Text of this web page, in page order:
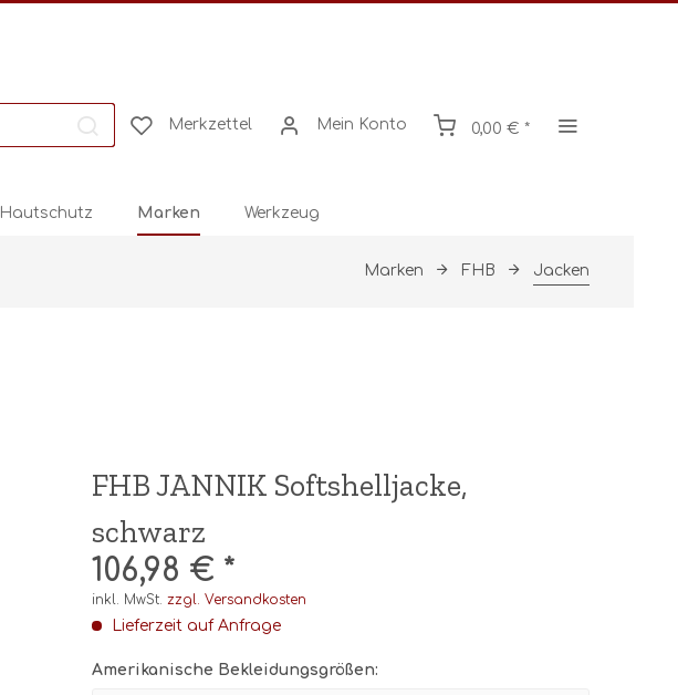
Merkzettel Mein Konto 0,00 € *
Hautschutz Marken Werkzeug
Marken FHB Jacken
FHB JANNIK Softshelljacke,
schwarz
106,98 € *
inkl. MwSt.zzgl. Versandkosten
Lieferzeit auf Anfrage
Amerikanische Bekleidungsgrößen: